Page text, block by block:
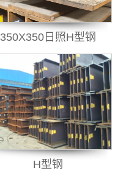
350X350日照H型钢
H型钢